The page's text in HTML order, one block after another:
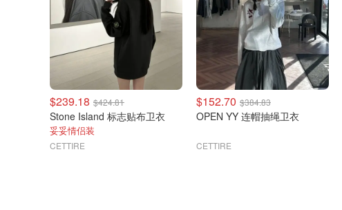
$239.18 $424.81
Stone Island 标志贴布卫衣
妥妥情侣装
CETTIRE
$152.70 $384.83
OPEN YY 连帽抽绳卫衣
CETTIRE